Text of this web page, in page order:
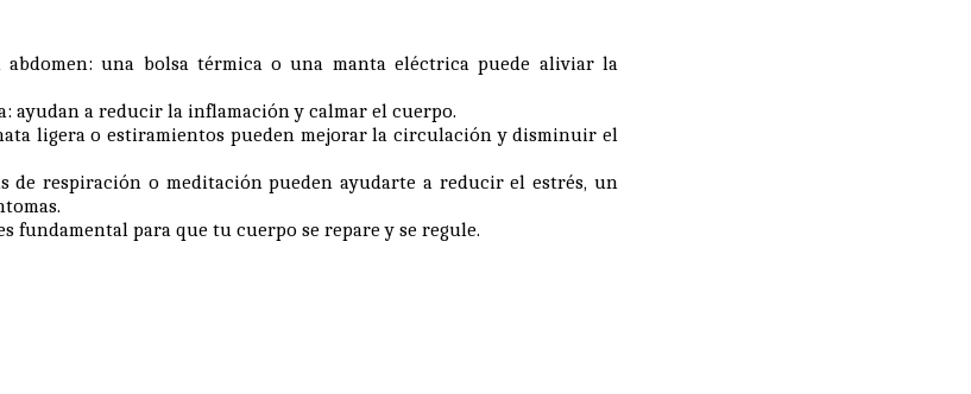
una bolsa térmica o una manta eléctrica puede aliviar la
ayudan a reducir la inflamación y calmar el cuerpo.
ligera o estiramientos pueden mejorar la circulación y disminuir el
de respiración o meditación pueden ayudarte a reducir el estrés, un
fundamental para que tu cuerpo se repare y se regule.